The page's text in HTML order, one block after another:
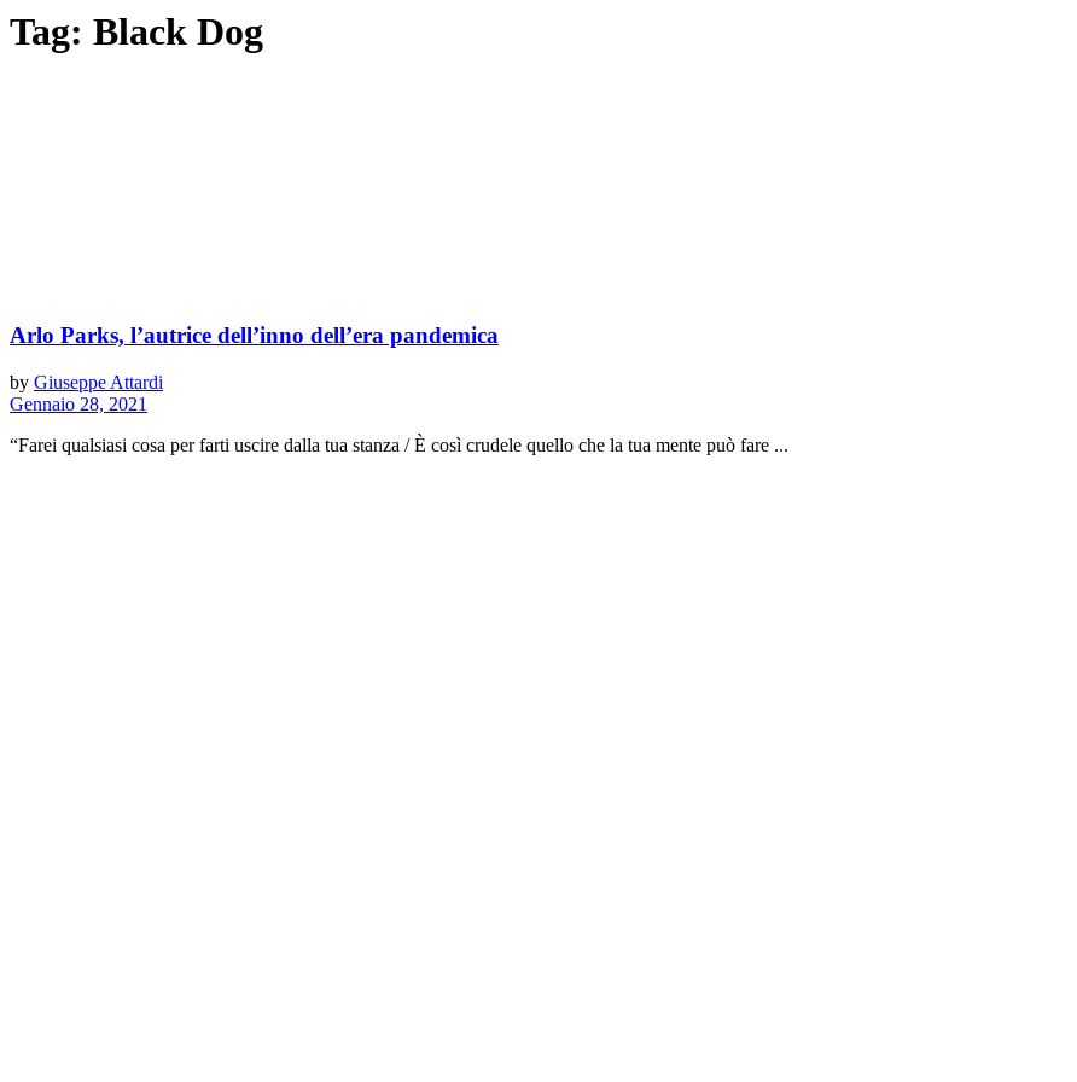
Tag: Black Dog
Arlo Parks, l’autrice dell’inno dell’era pandemica
by Giuseppe Attardi
Gennaio 28, 2021
“Farei qualsiasi cosa per farti uscire dalla tua stanza / È così crudele quello che la tua mente può fare ...